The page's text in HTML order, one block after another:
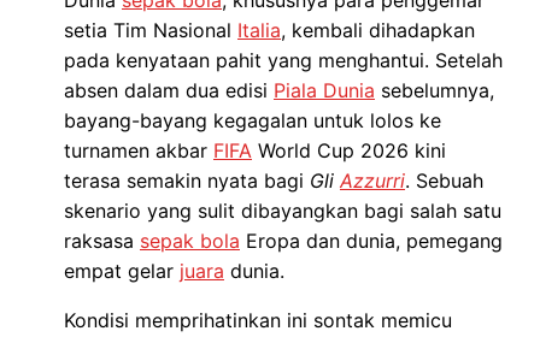
setia Tim Nasional Italia, kembali dihadapkan
pada kenyataan pahit yang menghantui. Setelah
absen dalam dua edisi Piala Dunia sebelumnya,
bayang-bayang kegagalan untuk lolos ke
turnamen akbar FIFA World Cup 2026 kini
terasa semakin nyata bagi Gli Azzurri. Sebuah
skenario yang sulit dibayangkan bagi salah satu
raksasa sepak bola Eropa dan dunia, pemegang
empat gelar juara dunia.
Kondisi memprihatinkan ini sontak memicu